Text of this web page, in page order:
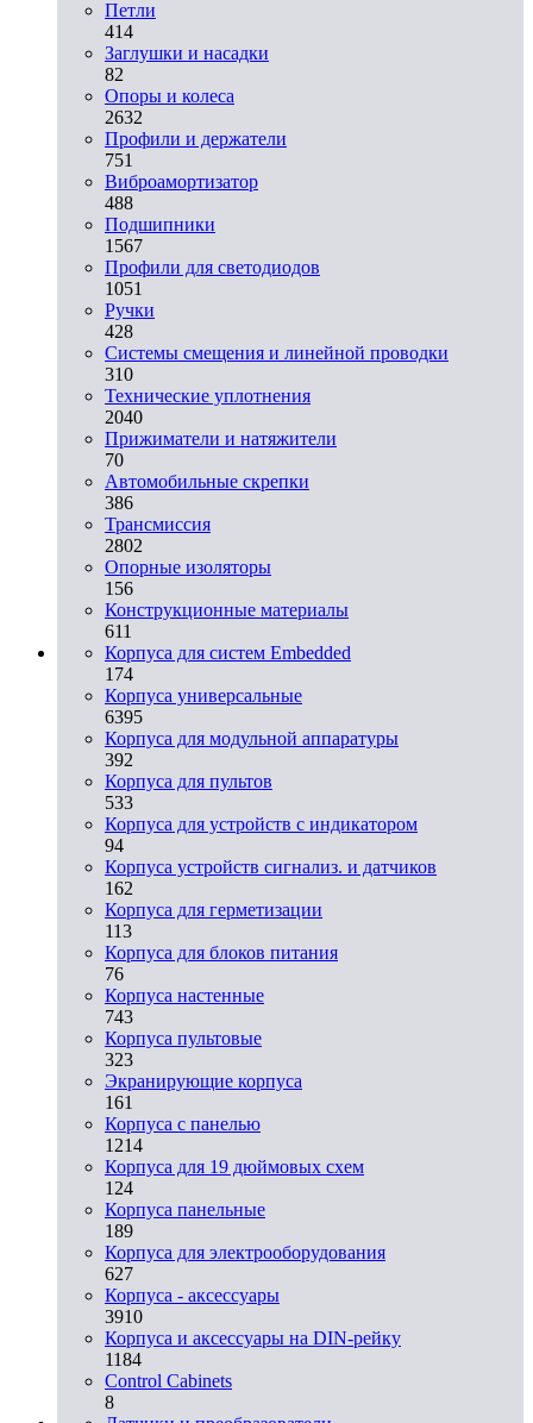
Петли
414
Заглушки и насадки
82
Опоры и колеса
2632
Профили и держатели
751
Виброамортизатор
488
Подшипники
1567
Профили для светодиодов
1051
Ручки
428
Системы смещения и линейной проводки
310
Технические уплотнения
2040
Прижиматели и натяжители
70
Автомобильные скрепки
386
Трансмиссия
2802
Опорные изоляторы
156
Конструкционные материалы
611
Корпуса для систем Embedded
174
Корпуса универсальные
6395
Корпуса для модульной аппаратуры
392
Корпуса для пультов
533
Корпуса для устройств с индикатором
94
Корпуса устройств сигнализ. и датчиков
162
Корпуса для герметизации
113
Корпуса для блоков питания
76
Корпуса настенные
743
Корпуса пультовые
323
Экранирующие корпуса
161
Корпуса с панелью
1214
Корпуса для 19 дюймовых схем
124
Корпуса панельные
189
Корпуса для электрооборудования
627
Корпуса - аксессуары
3910
Корпуса и аксессуары на DIN-рейку
1184
Control Cabinets
8